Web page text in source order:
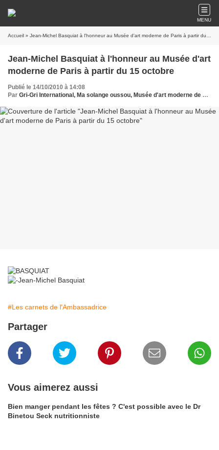
MENU
Accueil » Jean-Michel Basquiat à l'honneur au Musée d'art moderne de Paris à partir du 15 octobre
Jean-Michel Basquiat à l'honneur au Musée d'art
moderne de Paris à partir du 15 octobre
Publié le 14/10/2010 à 14:08
Par Gri-Gri International, Ma solange oussou, Musée d'art moderne de Paris, Basquiat,
#Les carnets de l'Ambassadrice
Partager
Vous aimerez aussi
Bien manger pendant les fêtes ? C'est possible avec le Dr
Binetou Seck nutritionniste